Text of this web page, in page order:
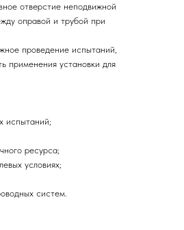
отверстие неподвижной
оправой и трубой при
проведение испытаний,
применения установки для
испытаний;
ресурса;
условиях;
систем.